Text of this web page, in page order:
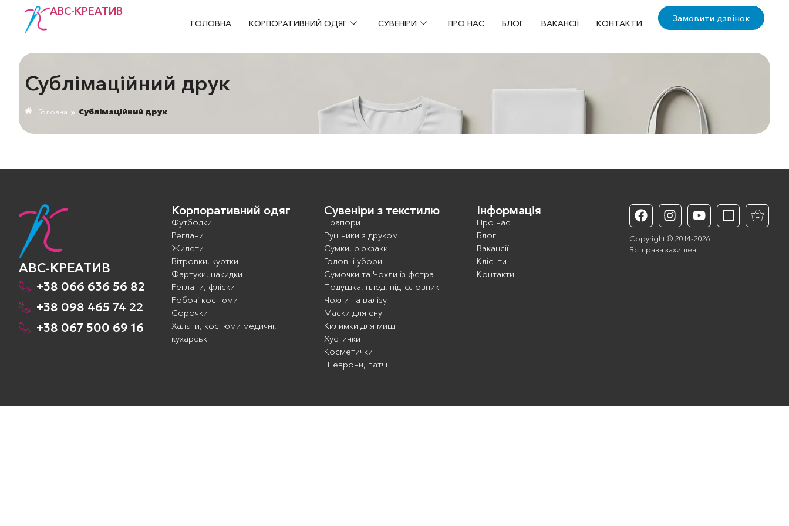
АВС-КРЕАТИВ
ГОЛОВНА КОРПОРАТИВНИЙ ОДЯГ СУВЕНІРИ ПРО НАС БЛОГ ВАКАНСІЇ КОНТАКТИ Замовити дзвінок
Сублімаційний друк
Головна » Сублімаційний друк
АВС-КРЕАТИВ
+38 066 636 56 82
+38 098 465 74 22
+38 067 500 69 16
Корпоративний одяг
Футболки
Реглани
Жилети
Вітровки, куртки
Фартухи, накидки
Реглани, фліски
Робочі костюми
Сорочки
Халати, костюми медичні,
кухарські
Сувеніри з текстилю
Прапори
Рушники з друком
Сумки, рюкзаки
Головні убори
Сумочки та Чохли із фетра
Подушка, плед, підголовник
Чохли на валізу
Маски для сну
Килимки для миші
Хустинки
Косметички
Шеврони, патчі
Інформація
Про нас
Блог
Вакансії
Клієнти
Контакти
Copyright © 2014-2026
Всі права захищені.